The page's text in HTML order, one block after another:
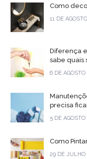
Como
11 DE
Diferença
sabe quais
6 DE
precisa
5 DE
Como
29 DE JULHO